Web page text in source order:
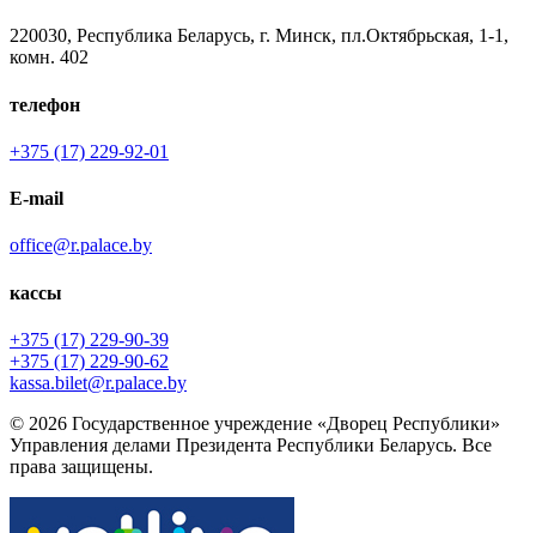
220030, Республика Беларусь, г. Минск, пл.Октябрьская, 1-1,
комн. 402
телефон
+375 (17) 229-92-01
E-mail
office@r.palace.by
кассы
+375 (17) 229-90-39
+375 (17) 229-90-62
kassa.bilet@r.palace.by
© 2026 Государственное учреждение «Дворец Республики»
Управления делами Президента Республики Беларусь. Все
права защищены.